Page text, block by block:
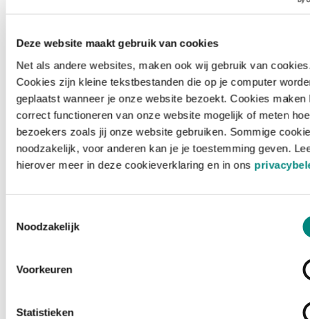
Deze website maakt gebruik van cookies
Net als andere websites, maken ook wij gebruik van
Cookies zijn kleine tekstbestanden die op je computer
geplaatst wanneer je onze website bezoekt. Cookies maken
correct functioneren van onze website mogelijk of meten hoe
bezoekers zoals jij onze website gebruiken. Sommige
noodzakelijk, voor anderen kan je je toestemming geven.
hierover meer in deze cookieverklaring en in ons
Noodzakelijk
Voorkeuren
Statistieken